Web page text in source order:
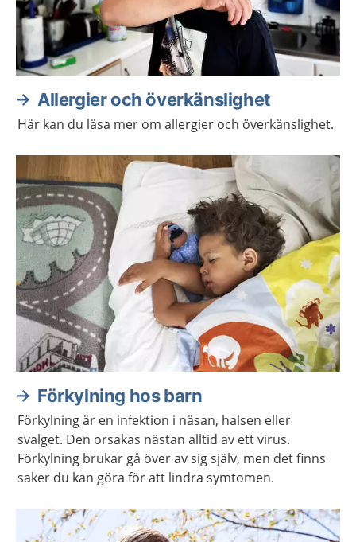
Allergier och överkänslighet
Här kan du läsa mer om allergier och överkänslighet.
Förkylning hos barn
Förkylning är en infektion i näsan, halsen eller
svalget. Den orsakas nästan alltid av ett virus.
Förkylning brukar gå över av sig själv, men det finns
saker du kan göra för att lindra symtomen.